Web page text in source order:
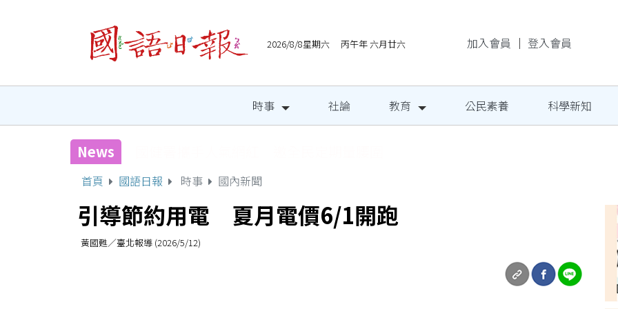
2026/8/8星期六 丙午年 六月廿六 加入會員 ｜ 登入會員
時事 社論 教育 公民素養 科學新知
News
首頁 國語日報 時事 國內新聞
引導節約用電 夏月電價6/1開跑
黃國甦／臺北報導 (2026/5/12)